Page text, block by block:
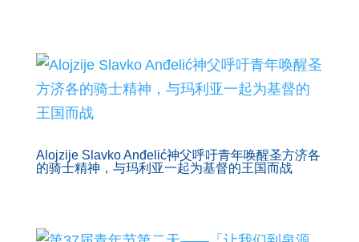
Alojzije Slavko Anđelić神父呼吁青年唤醒圣方济各
的骑士精神，与玛利亚一起为基督的王国而战